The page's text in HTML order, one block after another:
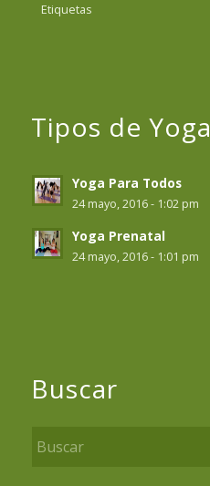
Etiquetas
Tipos de Yoga
Yoga Para Todos
24 mayo, 2016 - 1:02 pm
Yoga Prenatal
24 mayo, 2016 - 1:01 pm
Buscar